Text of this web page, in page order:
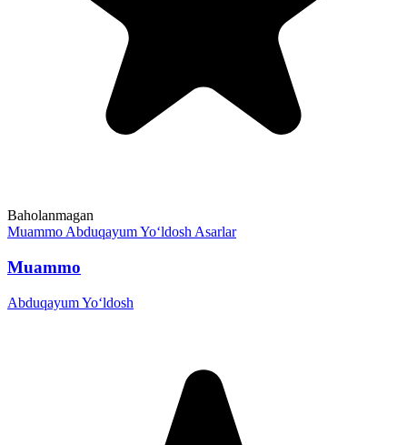
Baholanmagan
Muammo Abduqayum Yo‘ldosh Asarlar
Muammo
Abduqayum Yo‘ldosh